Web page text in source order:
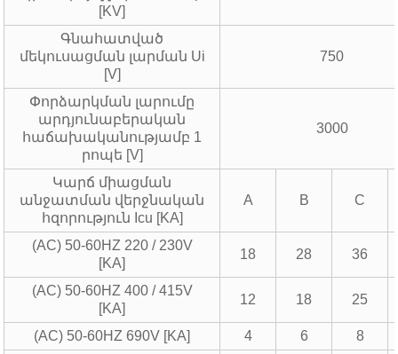
[KV]
Գնահատված
մեկուսացման լարման Ui
[V]
750
Փորձարկման լարումը
արդյունաբերական
հաճախականությամբ 1
րոպե [V]
3000
Կարճ միացման
անջատման վերջնական
հզորություն Icu [KA]
A B C
(AC) 50-60HZ 220 / 230V
[KA]
18 28 36
(AC) 50-60HZ 400 / 415V
[KA]
12 18 25
(AC) 50-60HZ 690V [KA] 4 6
8